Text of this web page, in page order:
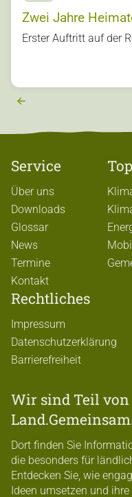
r
u
Zwei Jahre
Erster Auftritt auf der
Service
Über uns
Downloads
Glossar
News
Termine
Kontakt
Rechtliches
Impressum
Datenschutzerklärung
Barrierefreiheit
Wir sind Teil von
Dort finden Sie
die besonders für
Entdecken Sie, wie
Ideen umsetzen und